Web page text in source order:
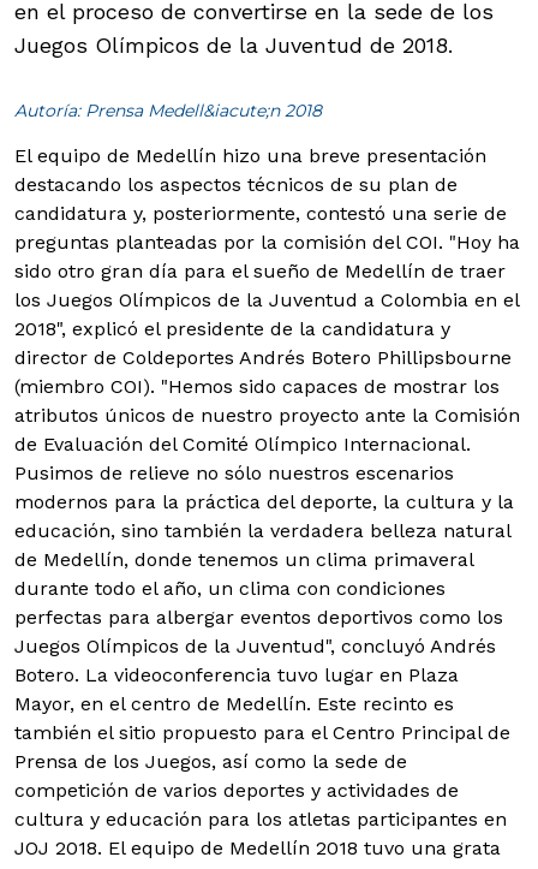
en el proceso de convertirse en la sede de los
Juegos Olímpicos de la Juventud de 2018.
Autoría: Prensa Medell&iacute;n 2018
El equipo de Medellín hizo una breve presentación
destacando los aspectos técnicos de su plan de
candidatura y, posteriormente, contestó una serie de
preguntas planteadas por la comisión del COI. "Hoy ha
sido otro gran día para el sueño de Medellín de traer
los Juegos Olímpicos de la Juventud a Colombia en el
2018", explicó el presidente de la candidatura y
director de Coldeportes Andrés Botero Phillipsbourne
(miembro COI). "Hemos sido capaces de mostrar los
atributos únicos de nuestro proyecto ante la Comisión
de Evaluación del Comité Olímpico Internacional.
Pusimos de relieve no sólo nuestros escenarios
modernos para la práctica del deporte, la cultura y la
educación, sino también la verdadera belleza natural
de Medellín, donde tenemos un clima primaveral
durante todo el año, un clima con condiciones
perfectas para albergar eventos deportivos como los
Juegos Olímpicos de la Juventud", concluyó Andrés
Botero. La videoconferencia tuvo lugar en Plaza
Mayor, en el centro de Medellín. Este recinto es
también el sitio propuesto para el Centro Principal de
Prensa de los Juegos, así como la sede de
competición de varios deportes y actividades de
cultura y educación para los atletas participantes en
JOJ 2018. El equipo de Medellín 2018 tuvo una grata